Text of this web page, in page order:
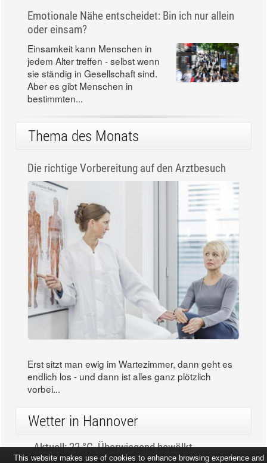
Emotionale Nähe entscheidet: Bin ich nur allein
oder einsam?
Einsamkeit kann Menschen in
jedem Alter treffen - selbst wenn
sie ständig in Gesellschaft sind.
Aber es gibt Menschen in
bestimmten...
Thema des Monats
Die richtige Vorbereitung auf den Arztbesuch
Erst sitzt man ewig im Wartezimmer, dann geht es
endlich los - und dann ist alles ganz plötzlich
vorbei...
Wetter in Hannover
Aktuell: 22 °C,Überwiegend bewölkt
This website makes use of cookies to enhance browsing experience and